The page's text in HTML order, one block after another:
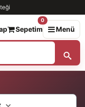
Sepetim
0
Menü